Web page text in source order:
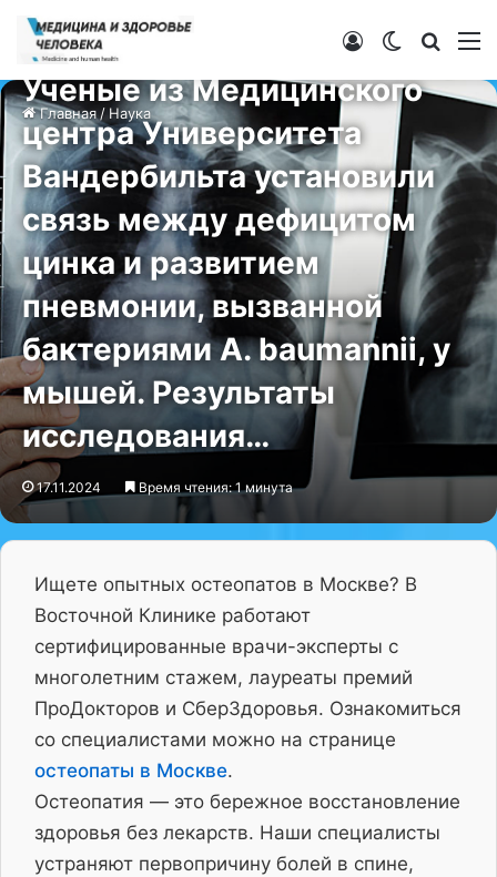
Switch skin
Войти
Главная/ Наука
Наука
Ученые из Медицинского
центра Университета
Вандербильта установили
связь между дефицитом
цинка и развитием
пневмонии, вызванной
бактериями A. baumannii, у
мышей. Результаты
исследования…
17.11.2024 Время чтения: 1 минута
Ищете опытных остеопатов в Москве? В
Восточной Клинике работают
сертифицированные врачи-эксперты с
многолетним стажем, лауреаты премий
ПроДокторов и СберЗдоровья. Ознакомиться
со специалистами можно на странице
остеопаты в Москве.
Остеопатия — это бережное восстановление
здоровья без лекарств. Наши специалисты
устраняют первопричину болей в спине,